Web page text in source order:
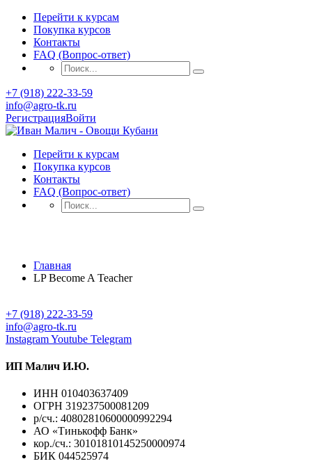
Перейти к курсам
Покупка курсов
Контакты
FAQ (Вопрос-ответ)
+7 (918) 222-33-59
info@agro-tk.ru
РегистрацияВойти
Перейти к курсам
Покупка курсов
Контакты
FAQ (Вопрос-ответ)
Главная
LP Become A Teacher
+7 (918) 222-33-59
info@agro-tk.ru
InstagramYoutube Telegram
ИП Малич И.Ю.​
ИНН 010403637409
ОГРН 319237500081209
р/сч.: 40802810600000992294
АО «Тинькофф Банк»
кор./сч.: 30101810145250000974
БИК 044525974